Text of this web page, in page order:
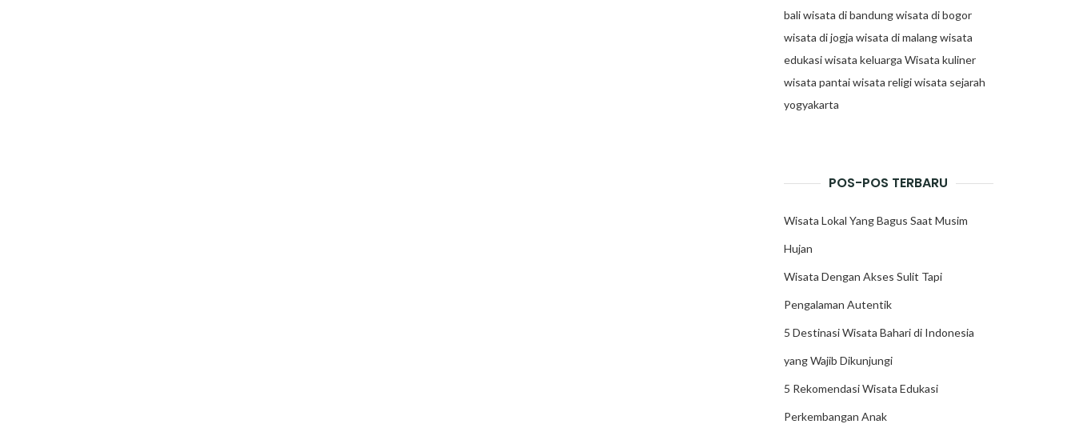
bali wisata di bandung wisata di bogor
wisata di jogja wisata di malang wisata
edukasi wisata keluarga Wisata kuliner
wisata pantai wisata religi wisata sejarah
yogyakarta
POS-POS TERBARU
Wisata Lokal Yang Bagus Saat Musim
Hujan
Wisata Dengan Akses Sulit Tapi
Pengalaman Autentik
5 Destinasi Wisata Bahari di Indonesia
yang Wajib Dikunjungi
5 Rekomendasi Wisata Edukasi
Perkembangan Anak